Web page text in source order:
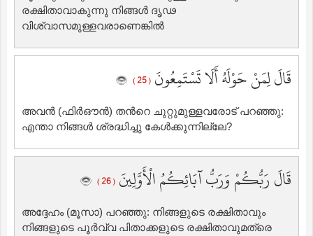
രക്ഷിതാവാകുന്നു നിങ്ങള്‍ ദൃഢ
വിശ്വാസമുള്ളവരാണെങ്കില്‍
قَالَ لِمَنْ حَوْلَهُ أَلَا تَسْتَمِعُونَ ( 25 )
അവന്‍ (ഫിര്‍ഔന്‍) തന്‍റെ ചുറ്റുമുള്ളവരോട് പറഞ്ഞു:
എന്താ നിങ്ങള്‍ ശ്രദ്ധിച്ചു കേള്‍ക്കുന്നില്ലേ?
قَالَ رَبُّكُمْ وَرَبُّ آبَائِكُمُ الْأَوَّلِينَ ( 26 )
അദ്ദേഹം (മൂസാ) പറഞ്ഞു: നിങ്ങളുടെ രക്ഷിതാവും
നിങ്ങളുടെ പൂര്‍വ്വ പിതാക്കളുടെ രക്ഷിതാവുമത്രെ